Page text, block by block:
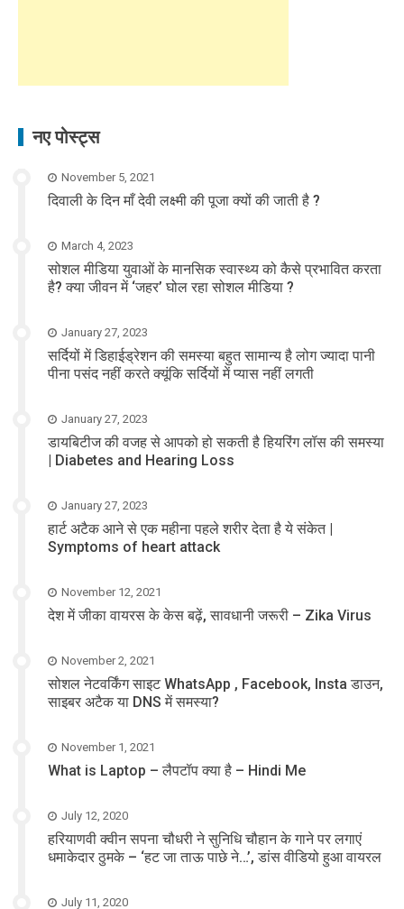
नए पोस्ट्स
November 5, 2021
दिवाली के दिन माँ देवी लक्ष्मी की पूजा क्यों की जाती है ?
March 4, 2023
सोशल मीडिया युवाओं के मानसिक स्वास्थ्य को कैसे प्रभावित करता
है? क्या जीवन में ‘जहर’ घोल रहा सोशल मीडिया ?
January 27, 2023
सर्दियों में डिहाईड्रेशन की समस्या बहुत सामान्य है लोग ज्यादा पानी
पीना पसंद नहीं करते क्यूंकि सर्दियों में प्यास नहीं लगती
January 27, 2023
डायबिटीज की वजह से आपको हो सकती है हियरिंग लॉस की समस्या
| Diabetes and Hearing Loss
January 27, 2023
हार्ट अटैक आने से एक महीना पहले शरीर देता है ये संकेत |
Symptoms of heart attack
November 12, 2021
देश में जीका वायरस के केस बढ़ें, सावधानी जरूरी – Zika Virus
November 2, 2021
सोशल नेटवर्किंग साइट WhatsApp , Facebook, Insta डाउन,
साइबर अटैक या DNS में समस्या?
November 1, 2021
What is Laptop – लैपटॉप क्या है – Hindi Me
July 12, 2020
हरियाणवी क्वीन सपना चौधरी ने सुनिधि चौहान के गाने पर लगाएं
धमाकेदार ठुमके – ‘हट जा ताऊ पाछे ने…’, डांस वीडियो हुआ वायरल
July 11, 2020